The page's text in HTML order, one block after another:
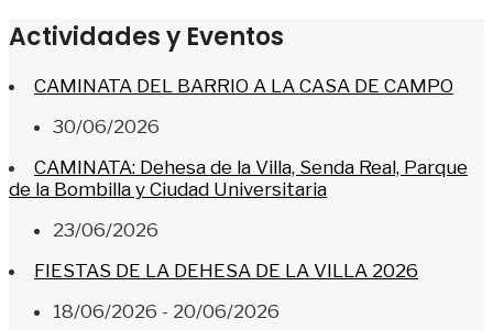
Actividades y Eventos
CAMINATA DEL BARRIO A LA CASA DE CAMPO
30/06/2026
CAMINATA: Dehesa de la Villa, Senda Real, Parque
de la Bombilla y Ciudad Universitaria
23/06/2026
FIESTAS DE LA DEHESA DE LA VILLA 2026
18/06/2026 - 20/06/2026